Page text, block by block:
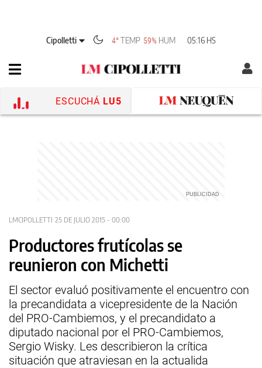
Cipolletti 4° TEMP 59% HUM 05:16 HS
ESCUCHÁ LU5
LMCIPOLLETTI 25 DE JULIO 2015 - 00:00
Productores frutícolas se
reunieron con Michetti
El sector evaluó positivamente el encuentro con
la precandidata a vicepresidente de la Nación
del PRO-Cambiemos, y el precandidato a
diputado nacional por el PRO-Cambiemos,
Sergio Wisky. Les describieron la crítica
situación que atraviesan en la actualida